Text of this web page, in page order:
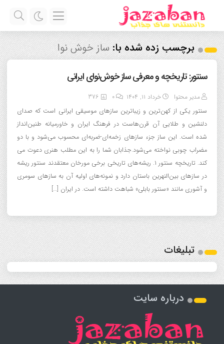
برچسب زده شده با:ساز خوش نوا
سنتور: تاریخچه و معرفی ساز خوش‌نوای ایرانی
مدیر محتوا خرداد ۱۱, ۱۴۰۴ 0
376
سنتور یکی از کهن‌ترین و زیباترین سازهای موسیقی ایرانی است که صدای
دلنشین و طلایی آن قرن‌هاست در فرهنگ ایران و خاورمیانه طنین‌انداز
شده است. این ساز جزء سازهای زخمه‌ای-ضربه‌ای محسوب می‌شود و با دو
مضراب چوبی نواخته می‌شود.جذابان شما را به این مطلب هنری دعوت می
کند. تاریخچه سنتور ۱. ریشه‌های تاریخی برخی مورخان معتقدند سنتور ریشه
در سازهای بین‌النهرین باستان دارد و نمونه‌های اولیه آن به سازهای سومری
و آشوری مانند «سنتور بابلی» شباهت داشته است. در ایران […]
تبلیغات
درباره سایت